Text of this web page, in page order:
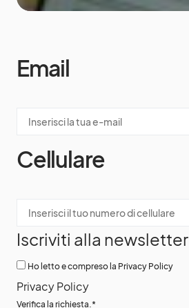
Email
Cellulare
Iscriviti alla newsletter
Ho letto e compreso la Privacy Policy
Privacy Policy
Verifica la richiesta.*